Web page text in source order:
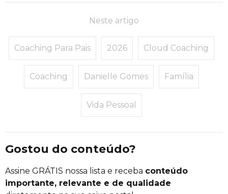
Neste artigo
Coaching Para Pais 2026 Cloud Coaching
Coaching Danielle Gomes Família
Vida Pessoal
Gostou do conteúdo?
Assine GRÁTIS nossa lista e receba conteúdo
importante, relevante e de qualidade